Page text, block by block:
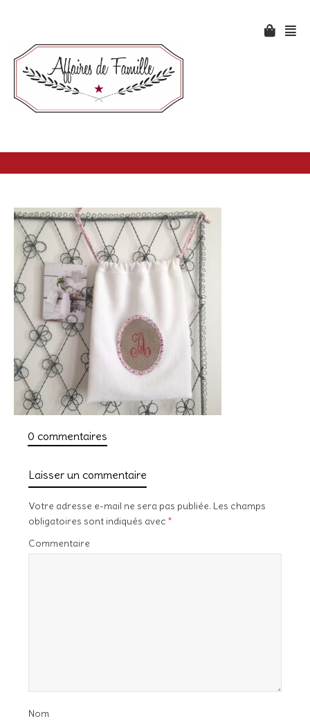
0 commentaires
Laisser un commentaire
Votre adresse e-mail ne sera pas publiée. Les champs
obligatoires sont indiqués avec *
Commentaire
Nom